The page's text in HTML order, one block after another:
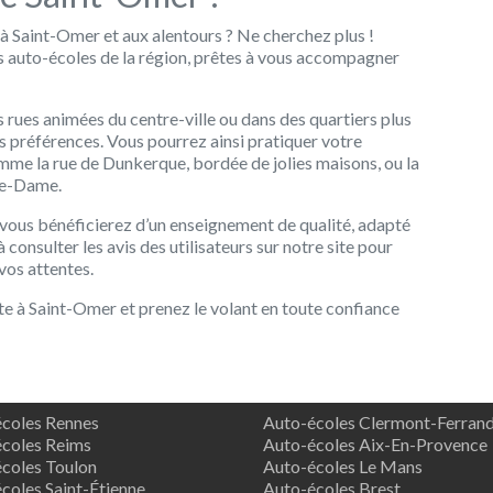
Saint-Omer et aux alentours ? Ne cherchez plus !
écoles de la région, prêtes à vous accompagner
animées du centre-ville ou dans des quartiers plus
préférences. Vous pourrez ainsi pratiquer votre
la rue de Dunkerque, bordée de jolies maisons, ou la
Dame.
bénéficierez d’un enseignement de qualité, adapté
consulter les avis des utilisateurs sur notre site pour
attentes.
à Saint-Omer et prenez le volant en toute confiance
Rennes
Reims
Toulon
Saint-Étienne
Auto-écoles Clermont-
Auto-écoles Aix-En-Provence
Auto-écoles Le Mans
Auto-écoles Brest